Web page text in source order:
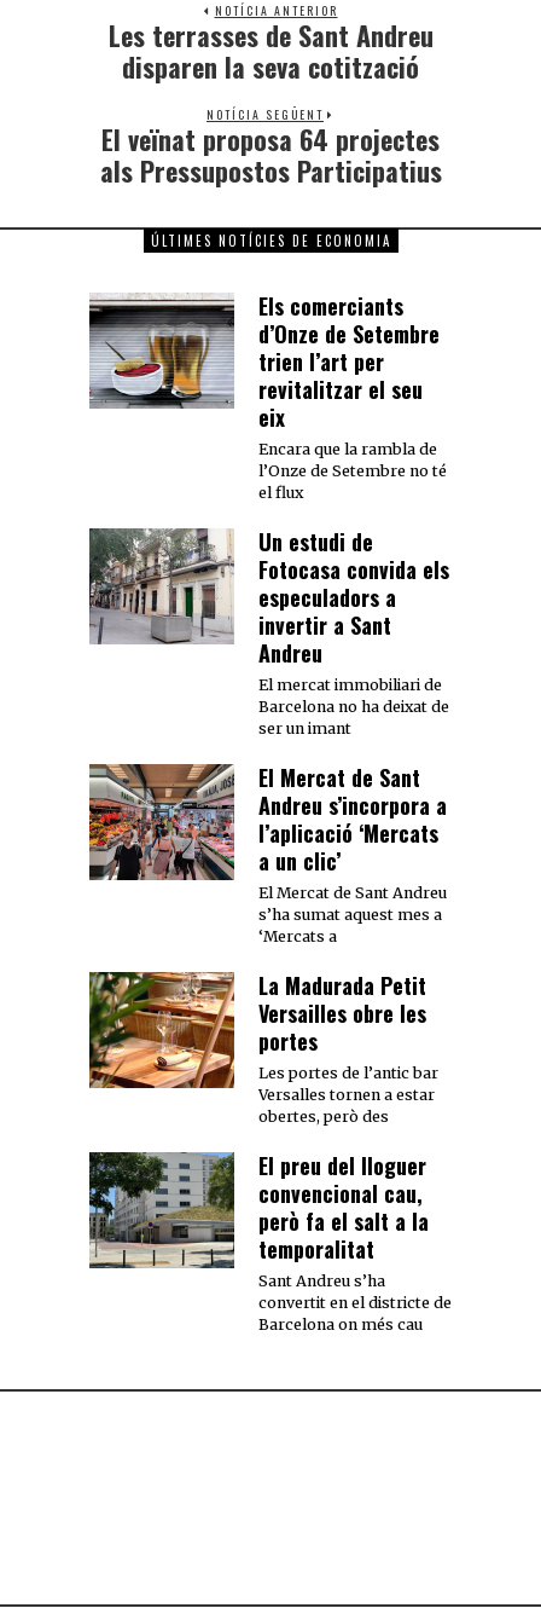
NOTÍCIA ANTERIOR
Les terrasses de Sant Andreu
disparen la seva cotització
NOTÍCIA SEGÜENT
El veïnat proposa 64 projectes
als Pressupostos Participatius
ÚLTIMES NOTÍCIES DE ECONOMIA
Els comerciants
d’Onze de Setembre
trien l’art per
revitalitzar el seu
eix
Encara que la rambla de
l’Onze de Setembre no té
el flux
Un estudi de
Fotocasa convida els
especuladors a
invertir a Sant
Andreu
El mercat immobiliari de
Barcelona no ha deixat de
ser un imant
El Mercat de Sant
Andreu s’incorpora a
l’aplicació ‘Mercats
a un clic’
El Mercat de Sant Andreu
s’ha sumat aquest mes a
‘Mercats a
La Madurada Petit
Versailles obre les
portes
Les portes de l’antic bar
Versalles tornen a estar
obertes, però des
El preu del lloguer
convencional cau,
però fa el salt a la
temporalitat
Sant Andreu s’ha
convertit en el districte de
Barcelona on més cau